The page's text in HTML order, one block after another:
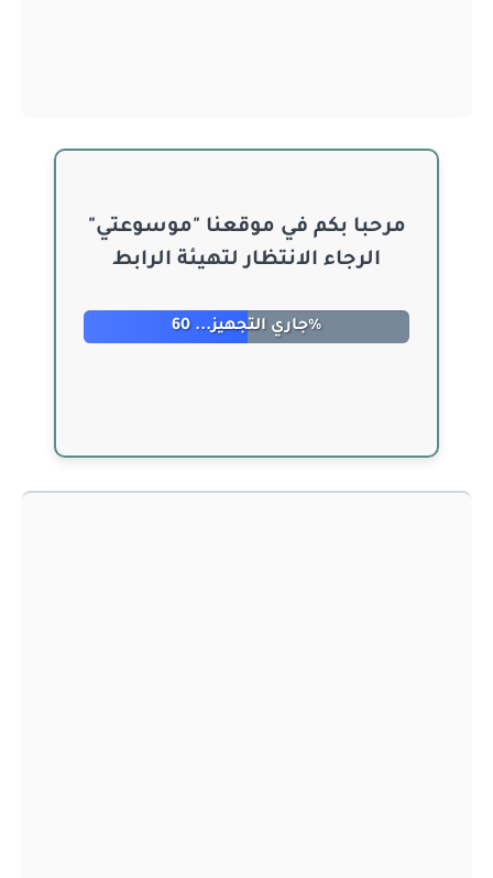
مرحبا بكم في موقعنا "موسوعتي"
الرجاء الانتظار لتهيئة الرابط
جاري التجهيز... 60%